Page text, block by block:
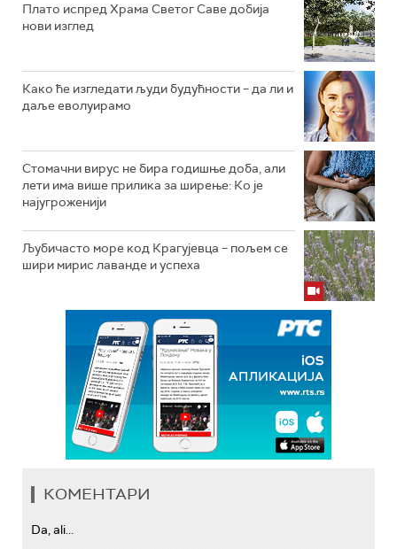
Плато испред Храма Светог Саве добија
нови изглед
Како ће изгледати људи будућности – да ли и
даље еволуирамо
Стомачни вирус не бира годишње доба, али
лети има више прилика за ширење: Ко је
најугроженији
Љубичасто море код Крагујевца – пољем се
шири мирис лаванде и успеха
КОМЕНТАРИ
Da, ali...